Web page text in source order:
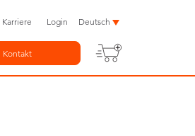
Karriere Login Deutsch
Kontakt